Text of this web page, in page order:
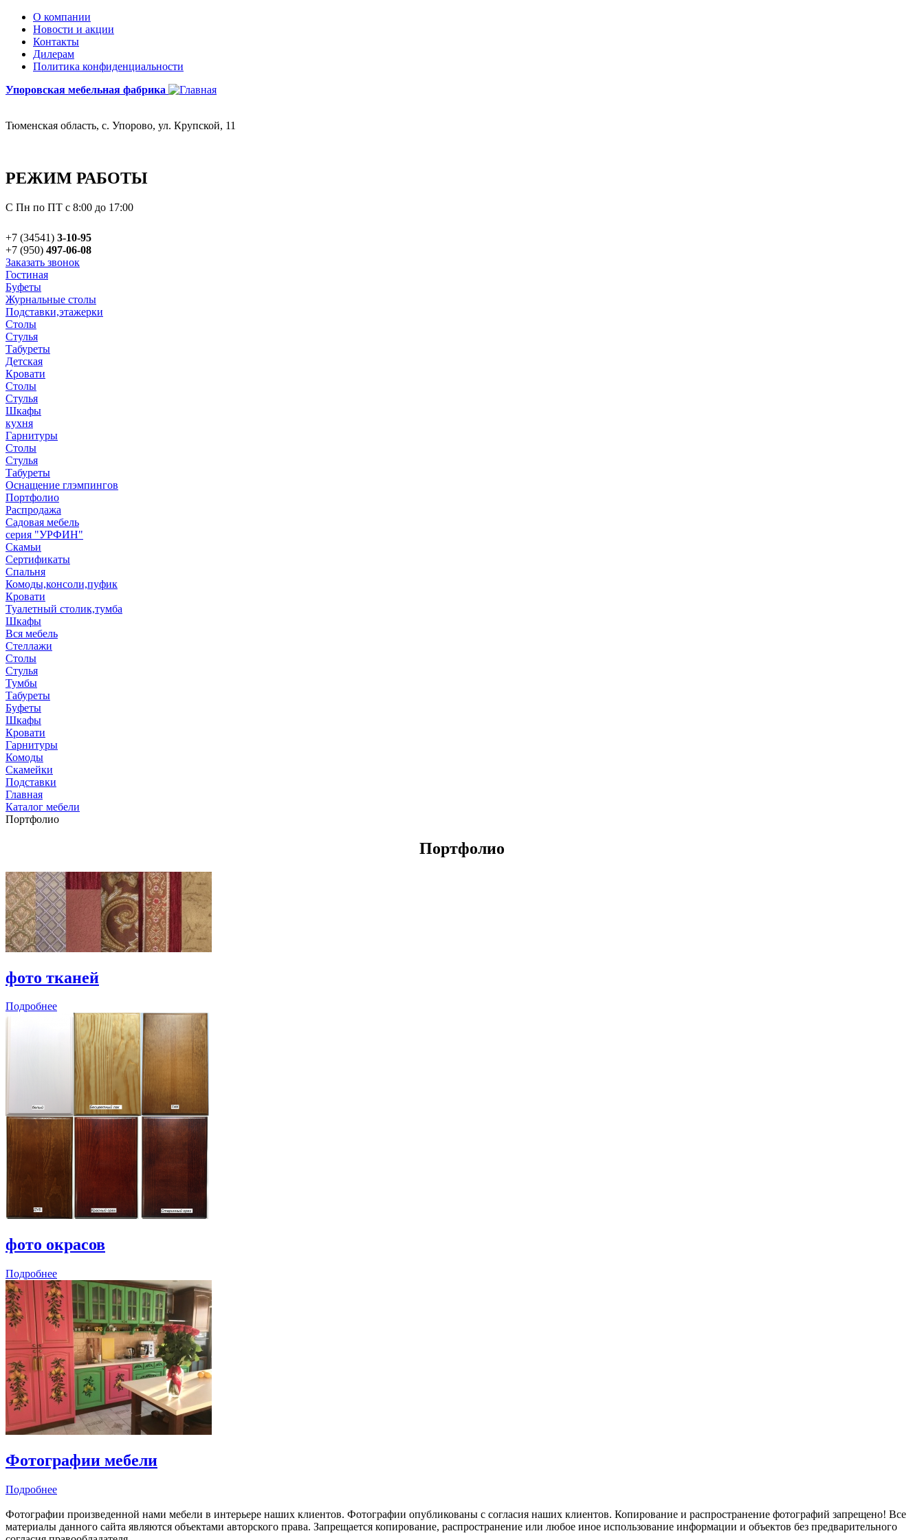
О компании
Новости и акции
Контакты
Дилерам
Политика конфиденциальности
Упоровская мебельная фабрика
Тюменская область, с. Упорово, ул. Крупской, 11
РЕЖИМ РАБОТЫ
С Пн по ПТ с 8:00 до 17:00
+7 (34541) 3-10-95
+7 (950) 497-06-08
Заказать звонок
Гостиная
Буфеты
Журнальные столы
Подставки,этажерки
Столы
Стулья
Табуреты
Детская
Кровати
Столы
Стулья
Шкафы
кухня
Гарнитуры
Столы
Стулья
Табуреты
Оснащение глэмпингов
Портфолио
Распродажа
Садовая мебель
серия "УРФИН"
Скамьи
Сертификаты
Спальня
Комоды,консоли,пуфик
Кровати
Туалетный столик,тумба
Шкафы
Вся мебель
Стеллажи
Столы
Стулья
Тумбы
Табуреты
Буфеты
Шкафы
Кровати
Гарнитуры
Комоды
Скамейки
Подставки
Главная
Каталог мебели
Портфолио
Портфолио
фото тканей
Подробнее
фото окрасов
Подробнее
Фотографии мебели
Подробнее
Фотографии произведенной нами мебели в интерьере наших клиентов. Фотографии опубликованы с согласия наших клиентов. Копирование и распространение фотографий запрещено! Все
материалы данного сайта являются объектами авторского права. Запрещается копирование, распространение или любое иное использование информации и объектов без предварительного